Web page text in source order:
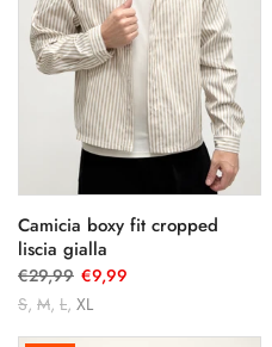
Camicia boxy fit cropped
liscia gialla
€29,99 €9,99
S M L XL